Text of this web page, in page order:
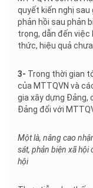
quyết kiến nghị
phản hồi sau phản
trọng, dẫn đến việc
thức, hiệu quả
3- Trong thời gian
của MTTQVN và
gia xây dựng Đảng,
Đảng đối với
Một là, nâng cao
sát, phản biện xã hội
hội